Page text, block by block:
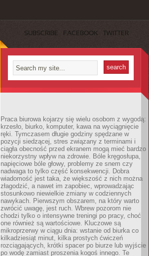
SUBSCRIBE FACEBOOK TWITTER
Praca biurowa kojarzy się wielu osobom z wygodą:
krzesło, biurko, komputer, kawa na wyciągnięcie
ręki. Tymczasem długie godziny spędzane w
pozycji siedzącej, stres związany z terminami i
ciągła obecność przed ekranem mogą mieć bardzo
niekorzystny wpływ na zdrowie. Bóle kręgosłupa,
napięciowe bóle głowy, problemy ze snem czy
nadwaga to tylko część konsekwencji. Dobra
wiadomość jest taka, że większość z nich można
złagodzić, a nawet im zapobiec, wprowadzając
stosunkowo niewielkie zmiany w codziennych
nawykach. Pierwszym obszarem, na który warto
zwrócić uwagę, jest ruch. Wbrew pozorom nie
chodzi tylko o intensywne treningi po pracy, choć
one również są wartościowe. Kluczowe są
mikroprzerwy w ciągu dnia: wstanie od biurka co
kilkadziesiąt minut, kilka prostych ćwiczeń
rozciągających, krótki spacer po biurze lub wyjście
po wodę zamiast proszenia kogoś innego. Te